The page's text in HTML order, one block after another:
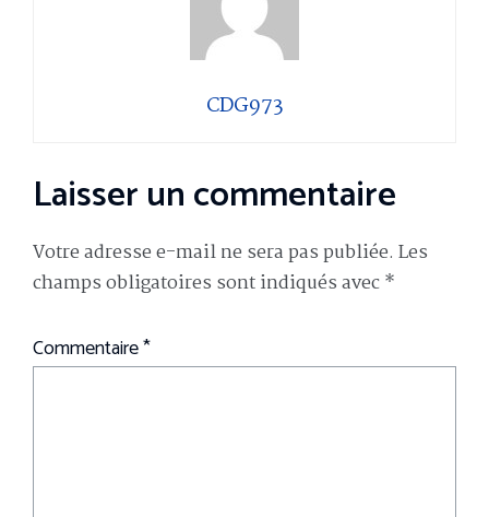
CDG973
Laisser un commentaire
Votre adresse e-mail ne sera pas publiée. Les
champs obligatoires sont indiqués avec*
Commentaire*